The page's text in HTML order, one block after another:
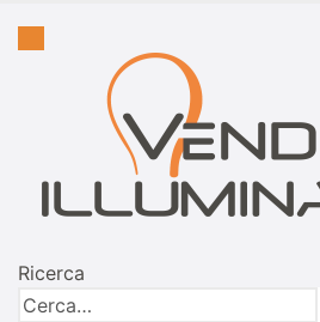
Ricerca